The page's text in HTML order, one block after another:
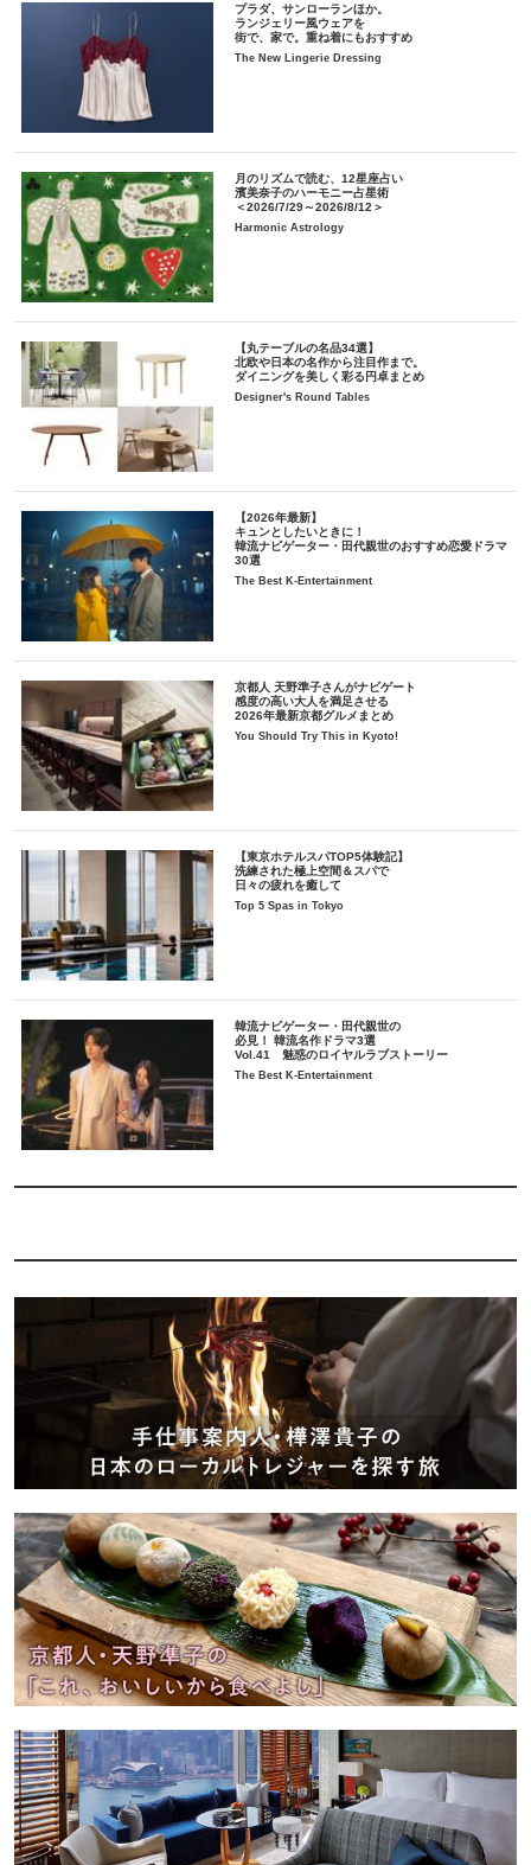
プラダ、サンローランほか。
ランジェリー風ウェアを
街で、家で。重ね着にもおすすめ
The New Lingerie Dressing
月のリズムで読む、12星座占い
濱美奈子のハーモニー占星術
＜2026/7/29～2026/8/12＞
Harmonic Astrology
【丸テーブルの名品34選】
北欧や日本の名作から注目作まで。
ダイニングを美しく彩る円卓まとめ
Designer's Round Tables
【2026年最新】
キュンとしたいときに！
韓流ナビゲーター・田代親世のおすすめ恋愛ドラマ
30選
The Best K-Entertainment
京都人 天野準子さんがナビゲート
感度の高い大人を満足させる
2026年最新京都グルメまとめ
You Should Try This in Kyoto!
【東京ホテルスパTOP5体験記】
洗練された極上空間＆スパで
日々の疲れを癒して
Top 5 Spas in Tokyo
韓流ナビゲーター・田代親世の
必見！ 韓流名作ドラマ3選
Vol.41 魅惑のロイヤルラブストーリー
The Best K-Entertainment